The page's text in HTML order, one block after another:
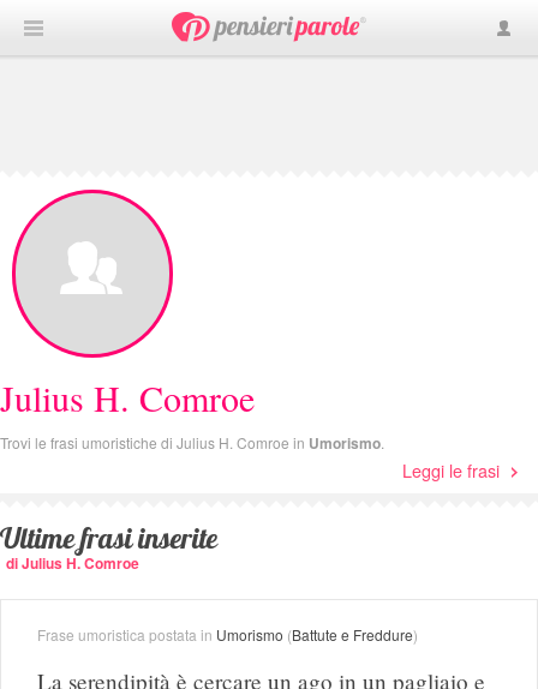
Julius H. Comroe
Trovi le frasi umoristiche di Julius H. Comroe in Umorismo
Leggi le frasi
Ultime frasi inserite
di Julius H. Comroe
Frase umoristica postata in Umorismo (Battute e Freddure)
La serendipità è cercare un ago in un pagliaio e